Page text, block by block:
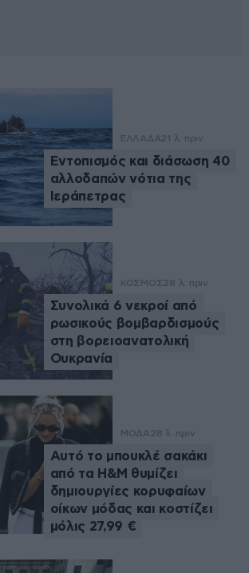
ΕΛΛΑΔΑ21 λ. πριν
Εντοπισμός και διάσωση 40
αλλοδαπών νότια της
Ιεράπετρας
ΚΟΣΜΟΣ28 λ. πριν
Συνολικά 6 νεκροί από
ρωσικούς βομβαρδισμούς
στη βορειοανατολική
Ουκρανία
ΜΟΔΑ28 λ. πριν
Αυτό το μπουκλέ σακάκι
από τα H&M θυμίζει
δημιουργίες κορυφαίων
οίκων μόδας και κοστίζει
μόλις 27,99 €